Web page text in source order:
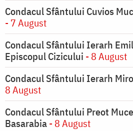
Condacul Sfântului Cuvios
- 7 August
Condacul Sfântului Ierarh
Episcopul Cizicului - 8 August
Condacul Sfântului Ierarh
8 August
Condacul Sfântului Preot
Basarabia- 8 August